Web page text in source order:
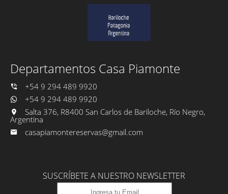
Departamentos Casa Piamonte
+54 9 294 489 9920
+54 9 294 489 9920
Salta 376, R8400 San Carlos de Bariloche, Río Negro,
Argentina
casapiamontereservas@gmail.com
SUSCRÍBETE A NUESTRO NEWSLETTER